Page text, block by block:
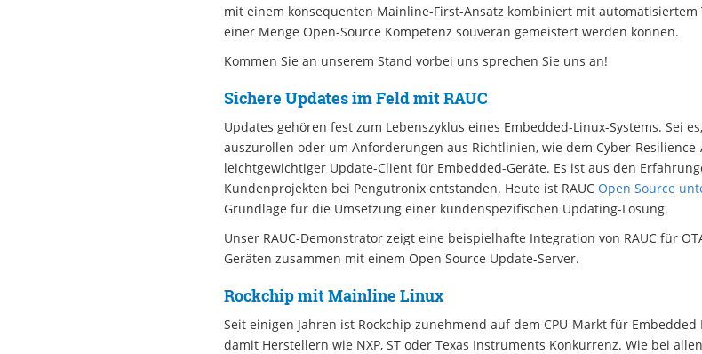
mit einem konsequenten Mainline-First-Ansatz kombiniert mit automatisiertem
einer Menge Open-Source Kompetenz souverän gemeistert werden können.
Kommen Sie an unserem Stand vorbei uns sprechen Sie uns an!
Sichere Updates im Feld mit RAUC
Updates gehören fest zum Lebenszyklus eines Embedded-Linux-Systems. Sei
auszurollen oder um Anforderungen aus Richtlinien, wie dem Cyber-
leichtgewichtiger Update-Client für Embedded-Geräte. Es ist aus den
Kundenprojekten bei Pengutronix entstanden. Heute ist RAUC Open Source
Grundlage für die Umsetzung einer kundenspezifischen Updating-Lösung.
Unser RAUC-Demonstrator zeigt eine beispielhafte Integration von RAUC für
Geräten zusammen mit einem Open Source Update-Server.
Rockchip mit Mainline Linux
Seit einigen Jahren ist Rockchip zunehmend auf dem CPU-Markt für
damit Herstellern wie NXP, ST oder Texas Instruments Konkurrenz. Wie bei